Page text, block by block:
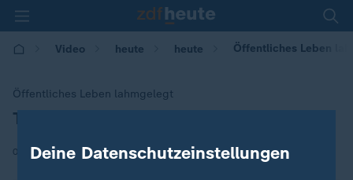
Video heute heute Öffentliches Leben
Öffentliches Leben lahmgelegt
:
Taifun "Jebi" trifft auf Japan
04.09.2018 | 15:28
Deine Datenschutzeinstellungen